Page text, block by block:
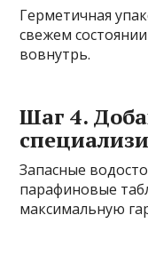
Герметичная
свежем
вовнутрь.
Шаг 4.
Запасные
парафиновые
максимальную